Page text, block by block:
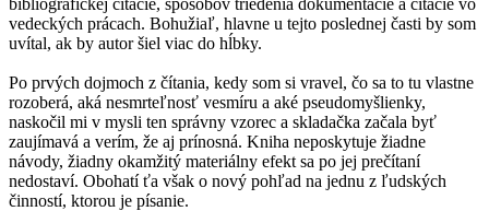
vedeckých prácach. Bohužiaľ, hlavne u tejto poslednej časti by som
uvítal, ak by autor šiel viac do hĺbky.
Po prvých dojmoch z čítania, kedy som si vravel, čo sa to tu vlastne
rozoberá, aká nesmrteľnosť vesmíru a aké pseudomyšlienky,
naskočil mi v mysli ten správny vzorec a skladačka začala byť
zaujímavá a verím, že aj prínosná. Kniha neposkytuje žiadne
návody, žiadny okamžitý materiálny efekt sa po jej prečítaní
nedostaví. Obohatí ťa však o nový pohľad na jednu z ľudských
činností, ktorou je písanie.